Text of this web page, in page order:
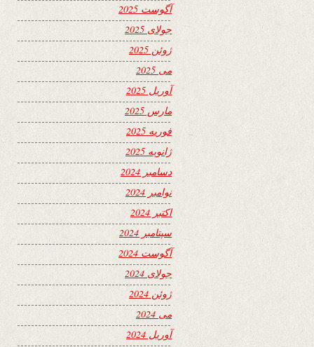
آگوست 2025
جولای 2025
ژوئن 2025
می 2025
آوریل 2025
مارس 2025
فوریه 2025
ژانویه 2025
دسامبر 2024
نوامبر 2024
اکتبر 2024
سپتامبر 2024
آگوست 2024
جولای 2024
ژوئن 2024
می 2024
آوریل 2024